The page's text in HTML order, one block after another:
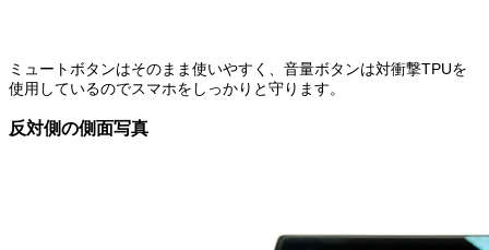
ミュートボタンはそのまま使いやすく、音量ボタンは対衝撃TPUを
使用しているのでスマホをしっかりと守ります。
反対側の側面写真